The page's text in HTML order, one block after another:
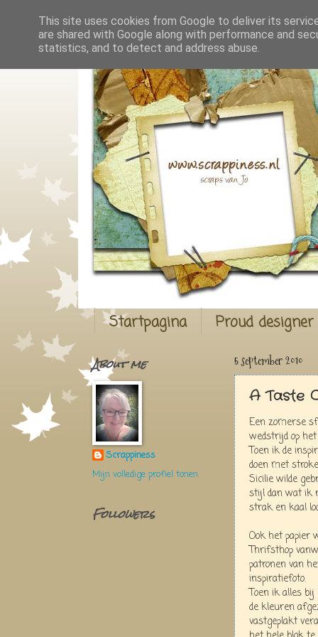
Startpagina Proud
5 september 2010
A Taste
Een zomerse
wedstrijd op
Toen ik de
doen met
Sicilie wilde
stijl dan wat ik
strak en kaal
Ook het papier
Thrifsthop
patronen van
inspiratiefoto.
Toen ik alles
de kleuren
vastgeplakt
About me
Scrappiness
Mijn volledige profiel tonen
Followers
This site uses cookies from Google to deliver its
are shared with Google along with performance and
statistics, and to detect and address abuse.